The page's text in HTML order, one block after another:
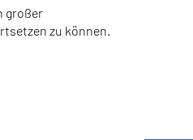
großer
zu können.